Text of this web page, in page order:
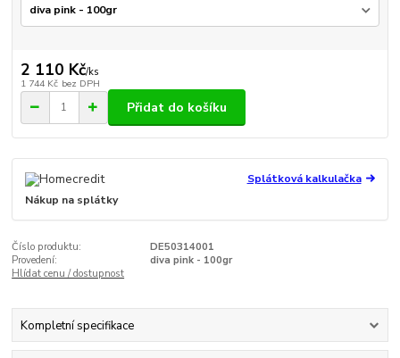
2 110 Kč/ks
1 744 Kč bez DPH
Přidat do košíku
Splátková kalkulačka
Nákup na splátky
Číslo produktu:
DE50314001
Provedení:
diva pink - 100gr
Hlídat cenu / dostupnost
Kompletní specifikace